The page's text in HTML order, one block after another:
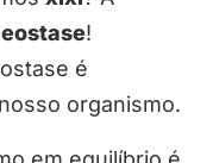
!
é
organismo.